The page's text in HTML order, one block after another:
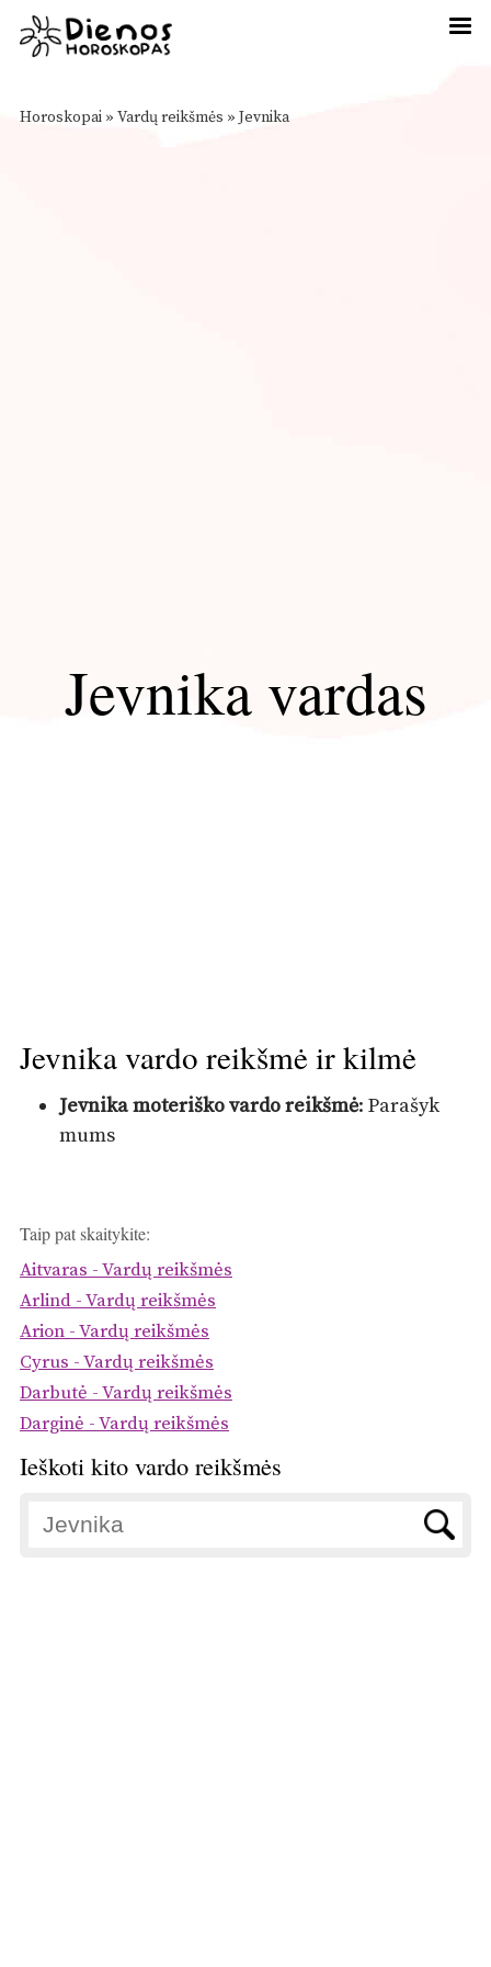
Horoskopai » Vardų reikšmės » Jevnika
Jevnika vardas
Jevnika vardo reikšmė ir kilmė
Jevnika moteriško vardo reikšmė: Parašyk
mums
Taip pat skaitykite:
Aitvaras - Vardų reikšmės
Arlind - Vardų reikšmės
Arion - Vardų reikšmės
Cyrus - Vardų reikšmės
Darbutė - Vardų reikšmės
Darginė - Vardų reikšmės
Ieškoti kito vardo reikšmės